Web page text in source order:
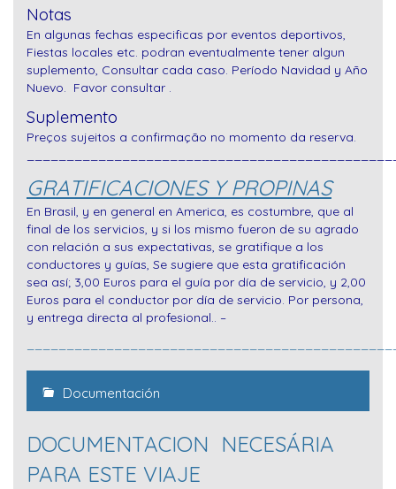
Notas
En algunas fechas especificas por eventos deportivos,
Fiestas locales etc. podran eventualmente tener algun
suplemento, Consultar cada caso. Período Navidad y Año
Nuevo. Favor consultar .
Suplemento
Preços sujeitos a confirmação no momento da reserva.
GRATIFICACIONES Y PROPINAS
En Brasil, y en general en America, es costumbre, que al
final de los servicios, y si los mismo fueron de su agrado
con relación a sus expectativas, se gratifique a los
conductores y guías, Se sugiere que esta gratificación
sea así; 3,00 Euros para el guía por día de servicio, y 2,00
Euros para el conductor por día de servicio. Por persona,
y entrega directa al profesional.. –
Documentación
DOCUMENTACION NECESÁRIA
PARA ESTE VIAJE